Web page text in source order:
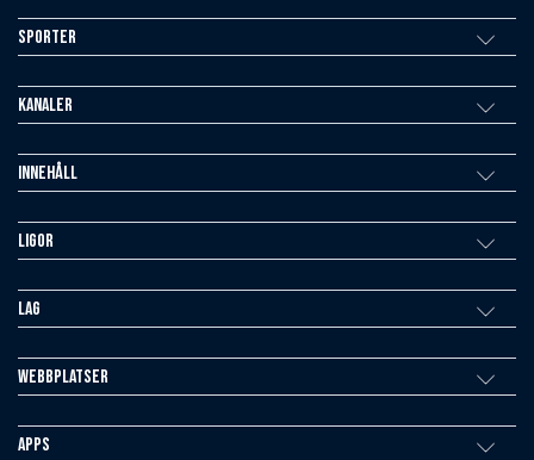
Sporter
Kanaler
Innehåll
Ligor
Lag
Webbplatser
Apps